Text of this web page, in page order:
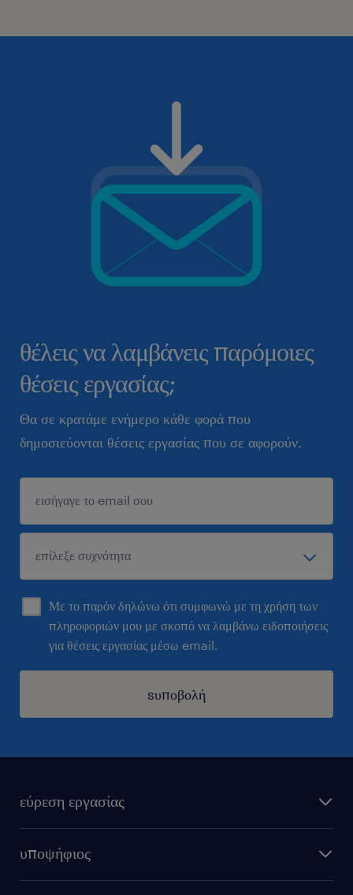
θέλεις να λαμβάνεις παρόμοιες
θέσεις εργασίας;
Θα σε κρατάμε ενήμερο κάθε φορά που
δημοσιεύονται θέσεις εργασίας που σε αφορούν.
Με το παρόν δηλώνω ότι συμφωνώ με τη χρήση των
πληροφοριών μου με σκοπό να λαμβάνω ειδοποιήσεις
για θέσεις εργασίας μέσω email.
sυποβολή
εύρεση εργασίας
εξ αποστάσεως εργασία
υποψήφιος